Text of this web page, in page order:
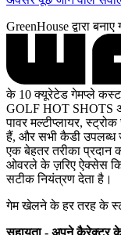
GreenHouse द्वारा बनाए
के 10 क्यूरेटेड गेमप्ले
GOLF HOT SHOTS
पावर मल्टीप्लायर,
हैं, और सभी कैडी
एक बेहतर तरीका प्रदान
ओवरले के ज़रिए ऐक्सेस
सटीक नियंत्रण देता है।
गेम खेलने के हर तरह के
सहायता - अपने कैरेक्टर